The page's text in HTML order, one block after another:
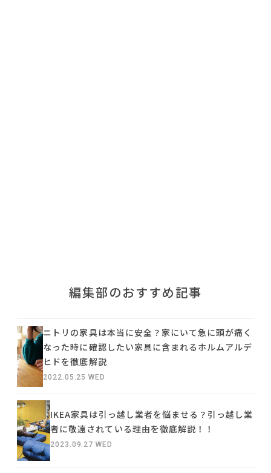
編集部のおすすめ記事
ニトリの家具は本当に安全？家にいて急に頭が痛く
なった時に確認したい家具に含まれるホルムアルデ
ヒドを徹底解説
2022.05.25 WED
IKEA家具は引っ越し業者を悩ませる？引っ越し業
者に敬遠されている理由を徹底解説！！
2023.09.27 WED